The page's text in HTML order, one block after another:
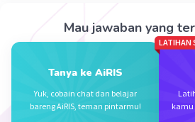
Mau jawaban yang
Tanya ke AiRIS
Yuk, cobain chat dan belajar
bareng AiRIS, teman pintarmu!
LATIHAN
kamu